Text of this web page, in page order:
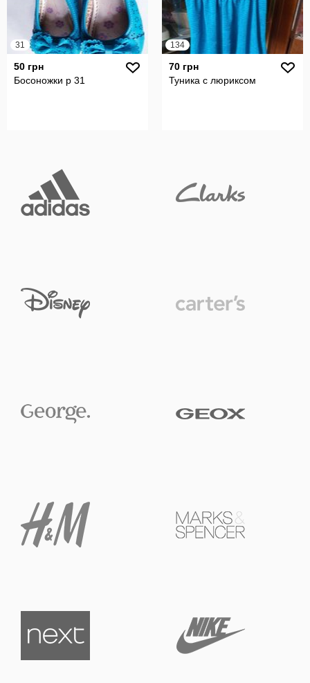
31
50 грн
Босоножки р 31
134
70 грн
Туника с люриксом